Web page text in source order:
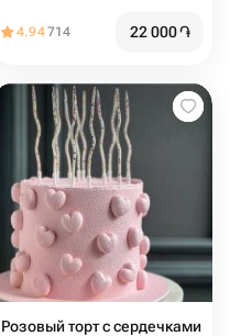
4.94714 22 000֏
Розовый торт с сердечками